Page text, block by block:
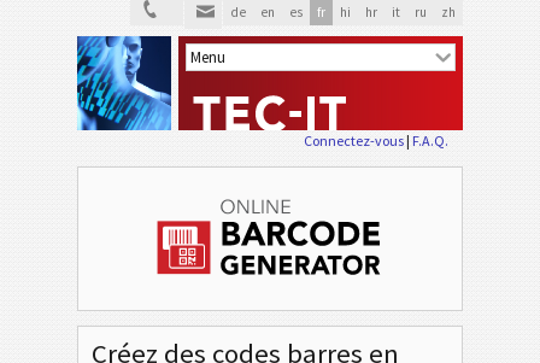
de en es fr hi hr it ru zh
Connectez-vous| F.A.Q.
Créez des codes barres en